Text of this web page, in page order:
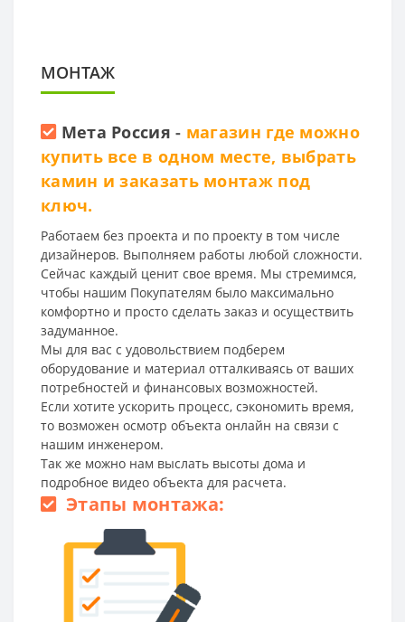
МОНТАЖ
Мета Россия - магазин где можно
купить все в одном месте, выбрать
камин и заказать монтаж под
ключ.
Работаем без проекта и по проекту в том числе
дизайнеров. Выполняем работы любой сложности.
Сейчас каждый ценит свое время. Мы стремимся,
чтобы нашим Покупателям было максимально
комфортно и просто сделать заказ и осуществить
задуманное.
Мы для вас с удовольствием подберем
оборудование и материал отталкиваясь от ваших
потребностей и финансовых возможностей.
Если хотите ускорить процесс, сэкономить время,
то возможен осмотр объекта онлайн на связи с
нашим инженером.
Так же можно нам выслать высоты дома и
подробное видео объекта для расчета.
Этапы монтажа: